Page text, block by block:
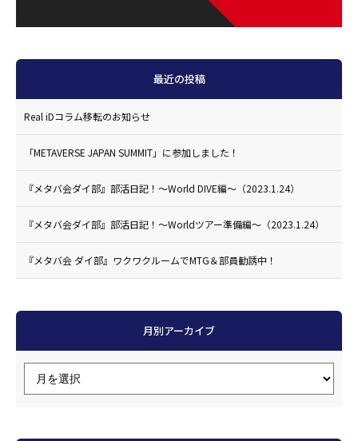
最近の投稿
Real iDコラム移転のお知らせ
「METAVERSE JAPAN SUMMIT」に参加しました！
『メタバ会ダイ部』部活日記！〜World DIVE編〜（2023.1.24）
『メタバ会ダイ部』部活日記！〜Worldツアー準備編〜（2023.1.24）
『メタバ会 ダイ部』ワクワクルームでMTG＆部員勧誘中！
月別アーカイブ